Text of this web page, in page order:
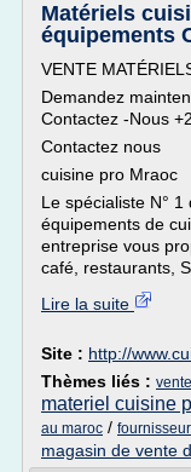
Matériels
équipements
VENTE
Demandez
Contactez -Nous
Contactez nous
cuisine pro Mraoc
Le spécialiste N°
équipements de
entreprise vous
café, restaurants,
Lire la suite
Site : http://
Thèmes liés :
materiel cuisine
au maroc /
magasin de vente